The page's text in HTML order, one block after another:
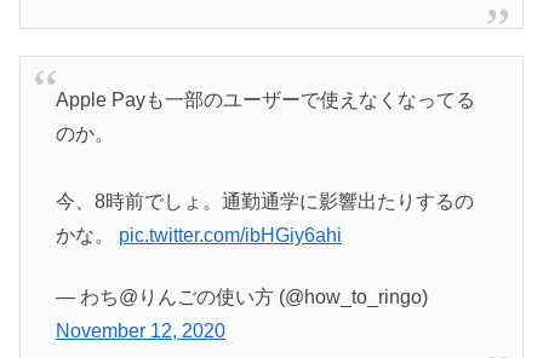
Apple Payも一部のユーザーで使えなくなってる
のか。
今、8時前でしょ。通勤通学に影響出たりするの
かな。 pic.twitter.com/ibHGiy6ahi
— わち@りんごの使い方 (@how_to_ringo)
November 12, 2020